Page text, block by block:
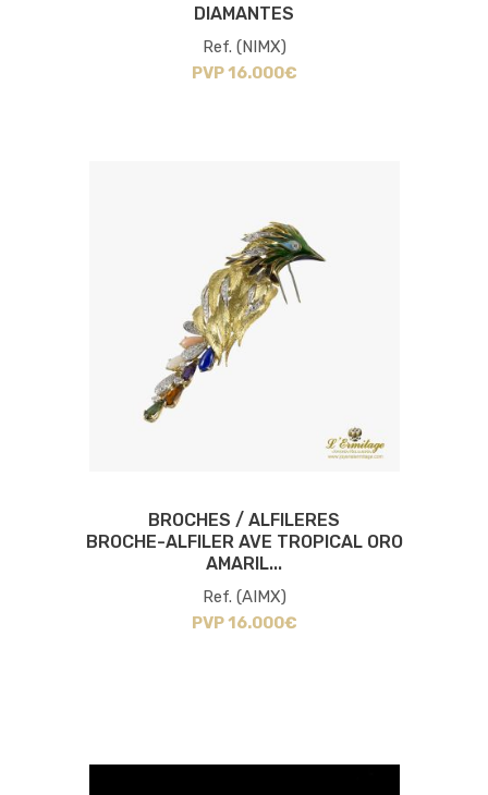
DIAMANTES
Ref. (NIMX)
PVP 16.000€
BROCHES / ALFILERES
BROCHE-ALFILER AVE TROPICAL ORO
AMARIL...
Ref. (AIMX)
PVP 16.000€